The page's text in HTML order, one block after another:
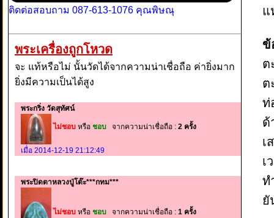
ติดต่อสอบถาม 087-613-1076 คุณพิษณุ
พระเครื่องถูกโหวด
จะ แท้หรือไม่ นั้นวัดได้จากความน่าเชื่อถือ ค่ายิ่งมาก
ยิ่งมีความเป็นได้สูง
พระกริ่ง วัดสุทัศน์
ไม่ชอบ หรือ ชอบ จากความน่าเชื่อถือ : 2 ครั้ง
เมื่อ 2014-12-19 21:12:49
พระปิดตาหลวงปู่โต๊ะ***กทม***
ไม่ชอบ หรือ ชอบ จากความน่าเชื่อถือ : 1 ครั้ง
แ
ข้
ต
ต
ท่
ด้
เ
เ
ท
ยั